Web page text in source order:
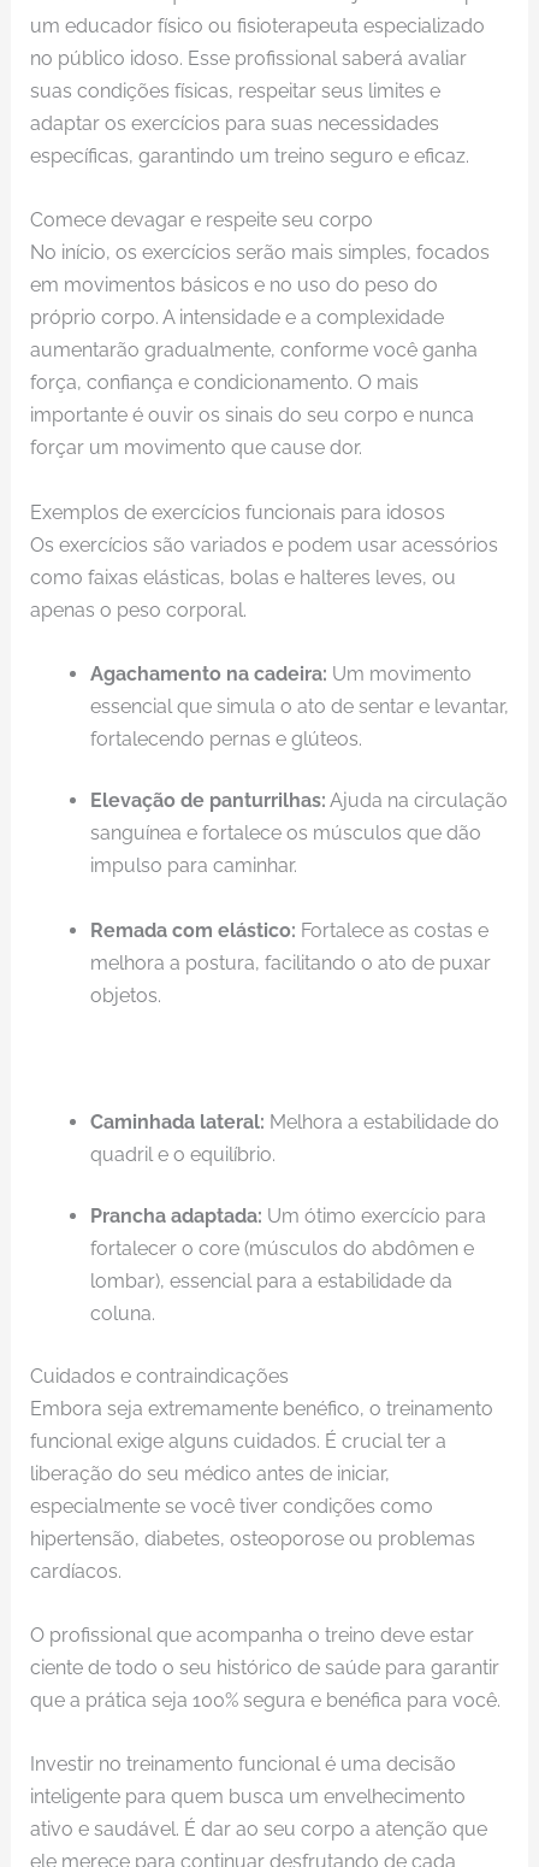
um educador físico ou fisioterapeuta especializado
no público idoso. Esse profissional saberá avaliar
suas condições físicas, respeitar seus limites e
adaptar os exercícios para suas necessidades
específicas, garantindo um treino seguro e eficaz.
Comece devagar e respeite seu corpo
No início, os exercícios serão mais simples, focados
em movimentos básicos e no uso do peso do
próprio corpo. A intensidade e a complexidade
aumentarão gradualmente, conforme você ganha
força, confiança e condicionamento. O mais
importante é ouvir os sinais do seu corpo e nunca
forçar um movimento que cause dor.
Exemplos de exercícios funcionais para idosos
Os exercícios são variados e podem usar acessórios
como faixas elásticas, bolas e halteres leves, ou
apenas o peso corporal.
Agachamento na cadeira: Um movimento
essencial que simula o ato de sentar e levantar,
fortalecendo pernas e glúteos.
Elevação de panturrilhas: Ajuda na circulação
sanguínea e fortalece os músculos que dão
impulso para caminhar.
Remada com elástico: Fortalece as costas e
melhora a postura, facilitando o ato de puxar
objetos.
Caminhada lateral: Melhora a estabilidade do
quadril e o equilíbrio.
Prancha adaptada: Um ótimo exercício para
fortalecer o core (músculos do abdômen e
lombar), essencial para a estabilidade da
coluna.
Cuidados e contraindicações
Embora seja extremamente benéfico, o treinamento
funcional exige alguns cuidados. É crucial ter a
liberação do seu médico antes de iniciar,
especialmente se você tiver condições como
hipertensão, diabetes, osteoporose ou problemas
cardíacos.
O profissional que acompanha o treino deve estar
ciente de todo o seu histórico de saúde para garantir
que a prática seja 100% segura e benéfica para você.
Investir no treinamento funcional é uma decisão
inteligente para quem busca um envelhecimento
ativo e saudável. É dar ao seu corpo a atenção que
ele merece para continuar desfrutando de cada